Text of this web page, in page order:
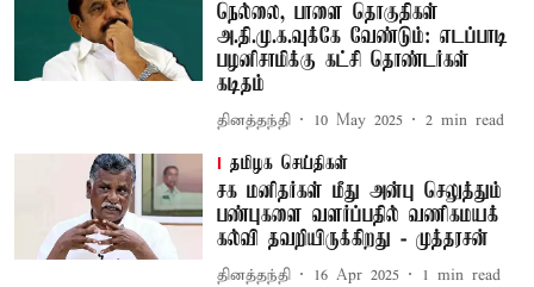
நெல்லை, பாளை தொகுதிகள்
அ.தி.மு.க.வுக்கே வேண்டும்: எடப்பாடி
பழனிசாமிக்கு கட்சி தொண்டர்கள்
கடிதம்
தினத்தந்தி 10 May 2025 2 min read
தமிழக செய்திகள்
சக மனிதர்கள் மீது அன்பு செலுத்தும்
பண்புகளை வளர்ப்பதில் வணிகமயக்
கல்வி தவறியிருக்கிறது - முத்தரசன்
தினத்தந்தி 16 Apr 2025 1 min read